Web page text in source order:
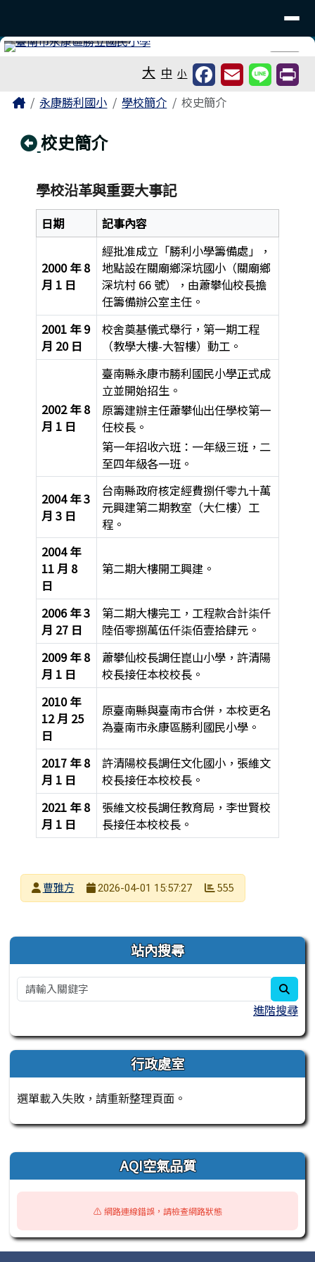
⏸
大 中 小
主內容區域
Home永康勝利國小 學校簡介 校史簡介
回上頁
校史簡介
學校沿革與重要大事記
日期 記事內容
2000 年 8
月 1 日
經批准成立「勝利小學籌備處」，
地點設在關廟鄉深坑國小（關廟鄉
深坑村 66 號），由蕭攀仙校長擔
任籌備辦公室主任。
2001 年 9
月 20 日
校舍奠基儀式舉行，第一期工程
（教學大樓-大智樓）動工。
2002 年 8
月 1 日
臺南縣永康市勝利國民小學正式成
立並開始招生。
原籌建辦主任蕭攀仙出任學校第一
任校長。
第一年招收六班：一年級三班，二
至四年級各一班。
2004 年 3
月 3 日
台南縣政府核定經費捌仟零九十萬
元興建第二期教室（大仁樓）工
程。
2004 年
11 月 8
日
第二期大樓開工興建。
2006 年 3
月 27 日
第二期大樓完工，工程款合計柒仟
陸佰零捌萬伍仟柒佰壹拾肆元。
2009 年 8
月 1 日
蕭攀仙校長調任崑山小學，許清陽
校長接任本校校長。
2010 年
12 月 25
日
原臺南縣與臺南市合併，本校更名
為臺南市永康區勝利國民小學。
2017 年 8
月 1 日
許清陽校長調任文化國小，張維文
校長接任本校校長。
2021 年 8
月 1 日
張維文校長調任教育局，李世賢校
長接任本校校長。
發布者曹雅方
2026-04-01 15:57:27 555
左邊區域內容 站內搜尋
進階搜尋
行政處室
選單載入失敗，請重新整理頁面。
右邊區域內容 AQI空氣品質
⚠️ 網路連線錯誤，請檢查網路狀態
頁尾區域